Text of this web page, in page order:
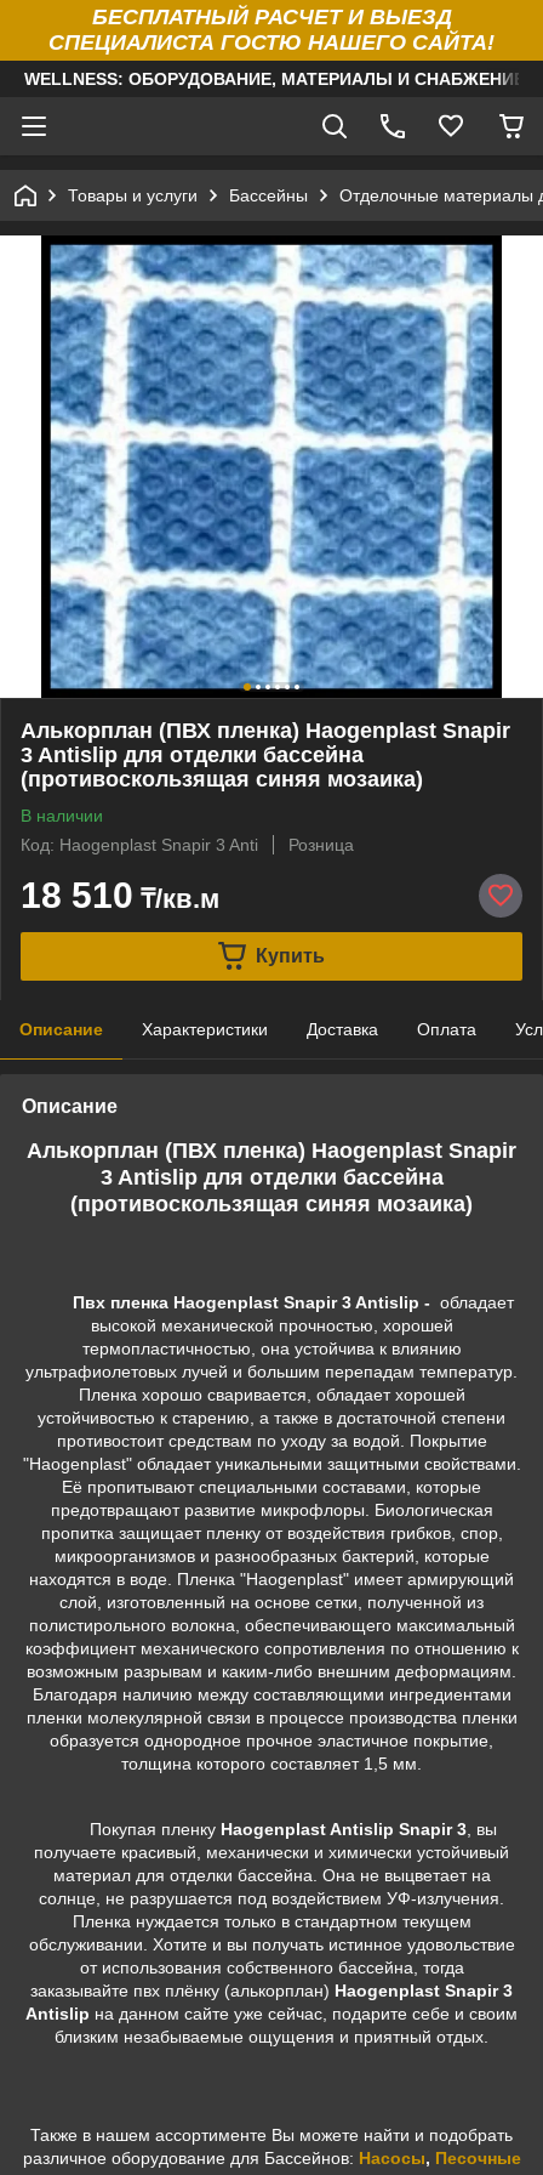
БЕСПЛАТНЫЙ РАСЧЕТ И ВЫЕЗД
СПЕЦИАЛИСТА ГОСТЮ НАШЕГО САЙТА!
WELLNESS: ОБОРУДОВАНИЕ, МАТЕРИАЛЫ И
Товары и услуги Бассейны Отделочные материалы
Алькорплан (ПВХ пленка) Haogenplast Snapir
3 Antislip для отделки бассейна
(противоскользящая синяя мозаика)
В наличии
Код: Haogenplast Snapir 3 Anti
Розница
18 510 ₸/кв.м
Купить
Описание Характеристики Доставка Оплата
Описание
Алькорплан (ПВХ пленка) Haogenplast Snapir
3 Antislip для отделки бассейна
(противоскользящая синяя мозаика)
Пвх пленка Haogenplast Snapir 3 Antislip - обладает
высокой механической прочностью, хорошей
термопластичностью, она устойчива к влиянию
ультрафиолетовых лучей и большим перепадам температур.
Пленка хорошо сваривается, обладает хорошей
устойчивостью к старению, а также в достаточной степени
противостоит средствам по уходу за водой. Покрытие
"Haogenplast" обладает уникальными защитными свойствами.
Её пропитывают специальными составами, которые
предотвращают развитие микрофлоры. Биологическая
пропитка защищает пленку от воздействия грибков, спор,
микроорганизмов и разнообразных бактерий, которые
находятся в воде. Пленка "Haogenplast" имеет армирующий
слой, изготовленный на основе сетки, полученной из
полистирольного волокна, обеспечивающего максимальный
коэффициент механического сопротивления по отношению к
возможным разрывам и каким-либо внешним деформациям.
Благодаря наличию между составляющими ингредиентами
пленки молекулярной связи в процессе производства пленки
образуется однородное прочное эластичное покрытие,
толщина которого составляет 1,5 мм.
Покупая пленку Haogenplast Antislip Snapir 3, вы
получаете красивый, механически и химически устойчивый
материал для отделки бассейна. Она не выцветает на
солнце, не разрушается под воздействием УФ-излучения.
Пленка нуждается только в стандартном текущем
обслуживании. Хотите и вы получать истинное удовольствие
от использования собственного бассейна, тогда
заказывайте пвх плёнку (алькорплан) Haogenplast Snapir 3
Antislip на данном сайте уже сейчас, подарите себе и своим
близким незабываемые ощущения и приятный отдых.
Также в нашем ассортименте Вы можете найти и подобрать
различное оборудование для Бассейнов: Насосы, Песочные